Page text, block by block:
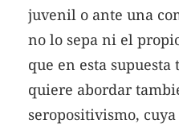
juvenil o ante una
no lo sepa ni el
que en esta
quiere abordar
seropositivismo,